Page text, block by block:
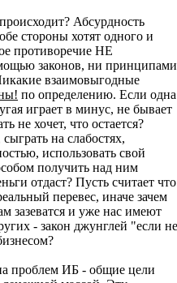
Абсурдность
стороны хотят одного и
противоречие НЕ
законов, ни принципами
взаимовыгодные
по определению. Если одна
играет в минус, не бывает
не хочет, что остается?
на слабостях,
использовать свой
получить над ним
отдаст? Пусть считает что
перевес, иначе зачем
зазеватся и уже нас имеют
- закон джунглей "если не
проблем ИБ - общие цели